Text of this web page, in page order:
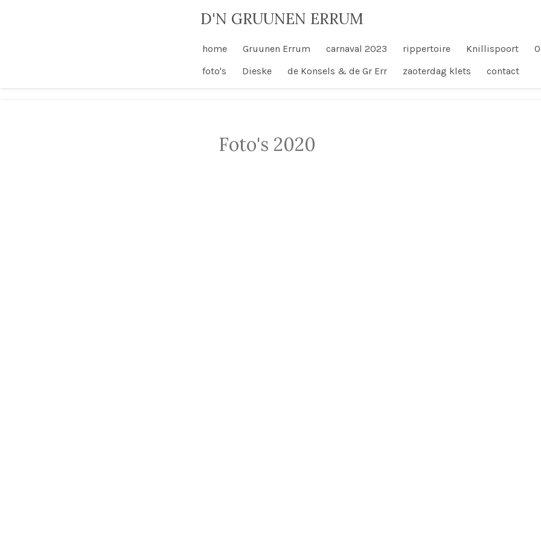
D'N GRUUNEN ERRUM
home Gruunen Errum carnaval 2023 rippertoire Knillispoort
foto's
Dieske de Konsels & de Gr Err zaoterdag klets contact
Foto's 2020